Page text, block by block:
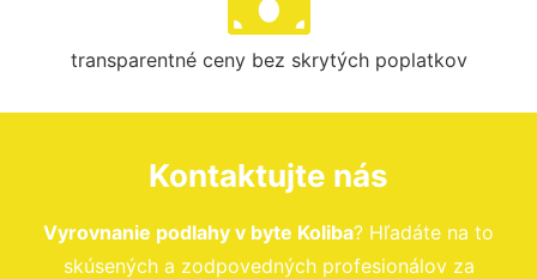
transparentné ceny bez skrytých poplatkov
Kontaktujte nás
Vyrovnanie podlahy v byte Koliba? Hľadáte na to
skúsených a zodpovedných profesionálov za